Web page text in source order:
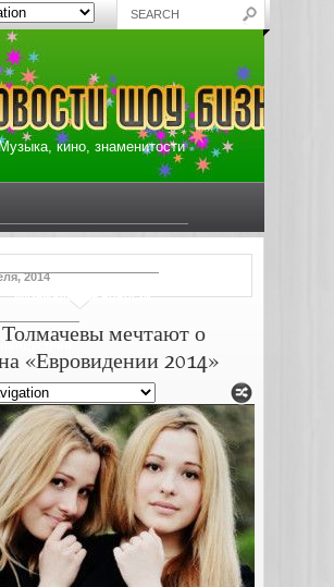
кино, знаменитости
Музыкальные новости
2014
мечтают о
«Евровидении 2014»